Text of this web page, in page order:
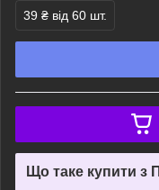
39 ₴ від 60 шт.
Що таке купити з